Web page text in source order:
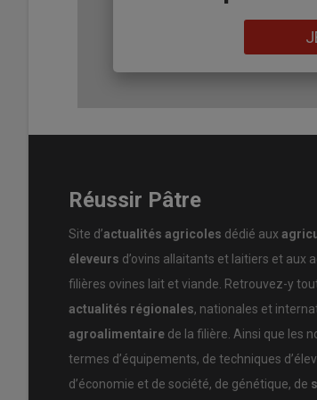
Les achats de
pour justifier son prix d’achat. Il est aussi
leurdégustation.
Image et
Réussir Pâtre
Site d’actualités agricoles dédié aux
éleveurs d’ovins allaitants et laitiers et aux
filières ovines lait et viande. Retrouvez-y
actualités régionales, nationales et
agroalimentaire de la filière. Ainsi que les
termes d’équipements, de techniques
d’économie et de société, de génétique, de